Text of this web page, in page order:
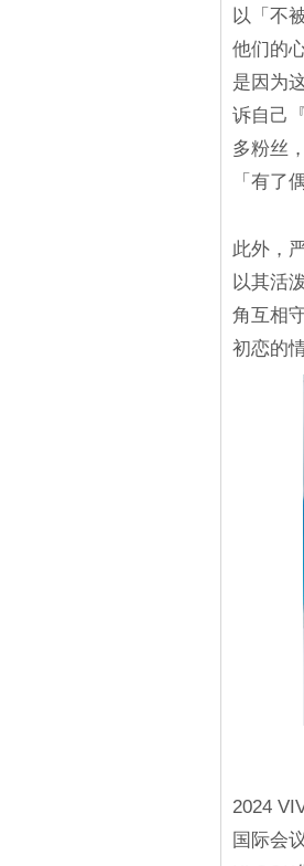
以「不
他们的
是因为
诉自己
多粉丝
「有了
此外，
以其活
角互相
初恋的
2024
国际会